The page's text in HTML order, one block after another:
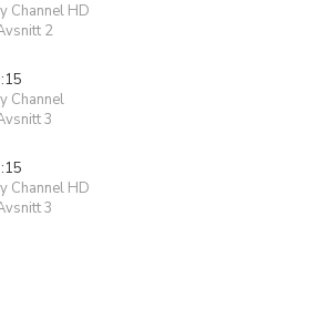
Channel HD
2
Channel
3
Channel HD
3